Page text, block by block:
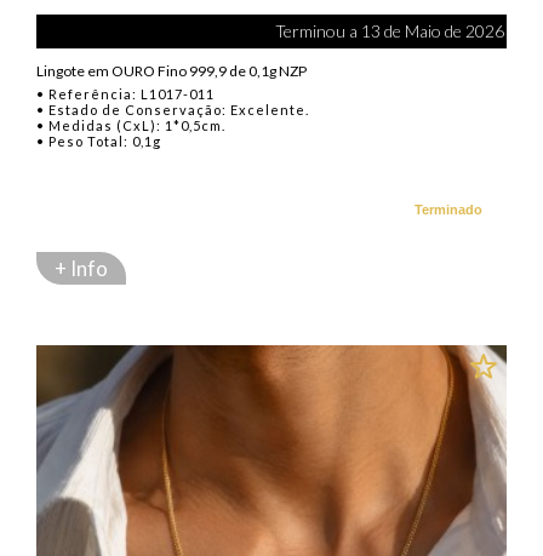
Terminou a 13 de Maio de 2026
Lingote em OURO Fino 999,9 de 0,1g NZP
• Referência: L1017-011
• Estado de Conservação: Excelente.
• Medidas (CxL): 1*0,5cm.
• Peso Total: 0,1g
Terminado
+ Info